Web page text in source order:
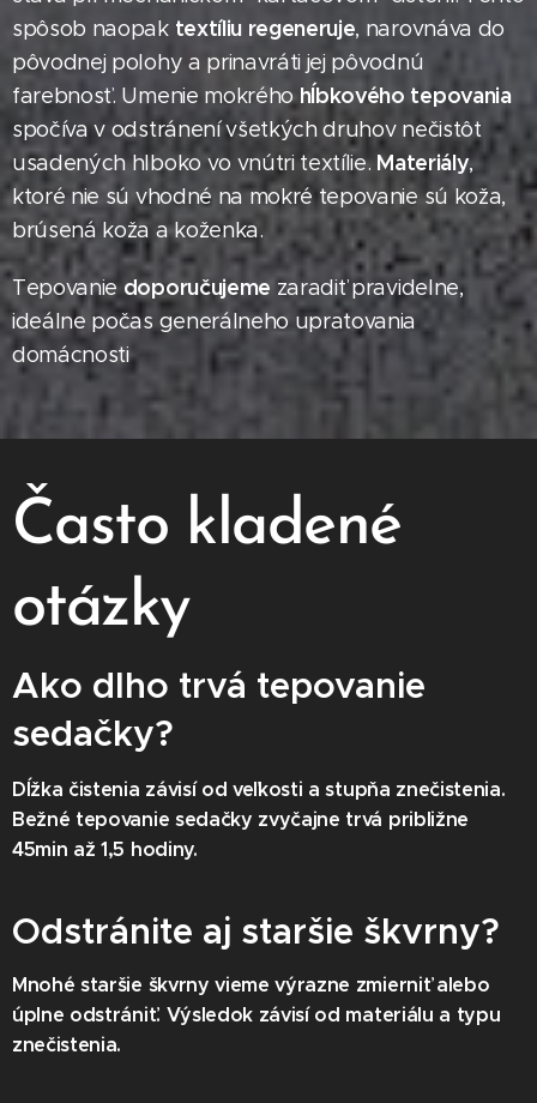
spôsob naopak textíliu regeneruje, narovnáva do
pôvodnej polohy a prinavráti jej pôvodnú
farebnosť. Umenie mokrého hĺbkového tepovania
spočíva v odstránení všetkých druhov nečistôt
usadených hlboko vo vnútri textílie. Materiály,
ktoré nie sú vhodné na mokré tepovanie sú koža,
brúsená koža a koženka.
Tepovanie doporučujeme zaradiť pravidelne,
ideálne počas generálneho upratovania
domácnosti
Často kladené
otázky
Ako dlho trvá tepovanie
sedačky?
Dĺžka čistenia závisí od veľkosti a stupňa znečistenia.
Bežné tepovanie sedačky zvyčajne trvá približne
45min až 1,5 hodiny.
Odstránite aj staršie škvrny?
Mnohé staršie škvrny vieme výrazne zmierniť alebo
úplne odstrániť. Výsledok závisí od materiálu a typu
znečistenia.